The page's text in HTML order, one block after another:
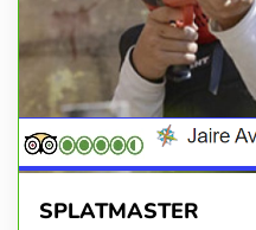
SPLATMASTER